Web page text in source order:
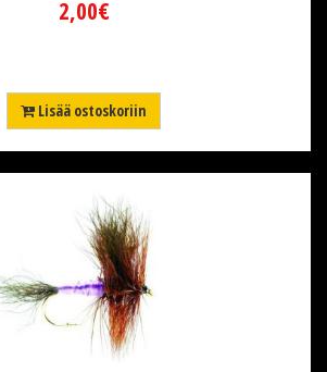
2,00€
Lisää ostoskoriin